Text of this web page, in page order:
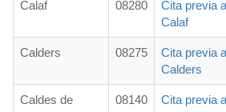
Calaf 08280
Cita previa
Calaf
Calders 08275
Cita previa
Calders
Caldes de
08140
Cita previa